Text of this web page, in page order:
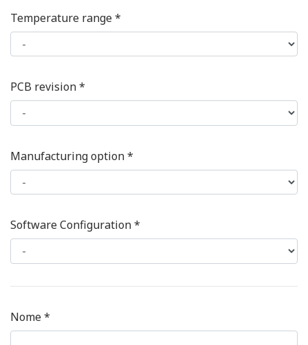
Temperature range *
PCB revision *
Manufacturing option *
Software Configuration *
Nome *